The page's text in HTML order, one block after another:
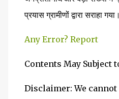
प्रयास ग्रामीणों द्वारा सराहा गया।
Any Error? Report
Contents May Subject
Disclaimer: We